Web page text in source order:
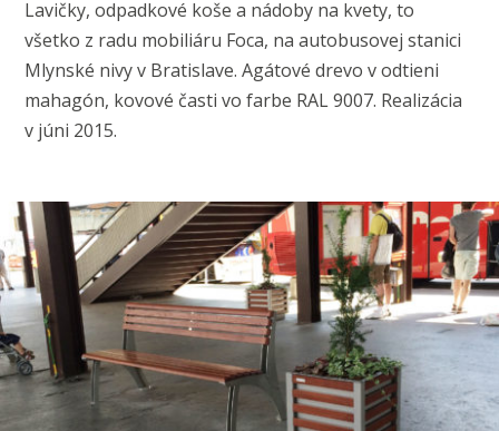
Lavičky, odpadkové koše a nádoby na kvety, to
všetko z radu mobiliáru Foca, na autobusovej stanici
Mlynské nivy v Bratislave. Agátové drevo v odtieni
mahagón, kovové časti vo farbe RAL 9007. Realizácia
v júni 2015.